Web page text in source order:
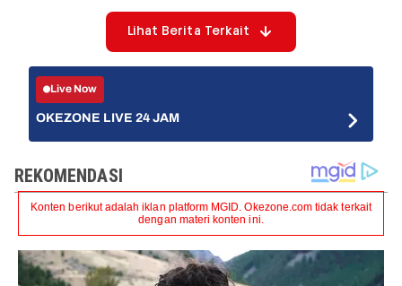
Lihat Berita Terkait
Live Now
OKEZONE LIVE 24 JAM